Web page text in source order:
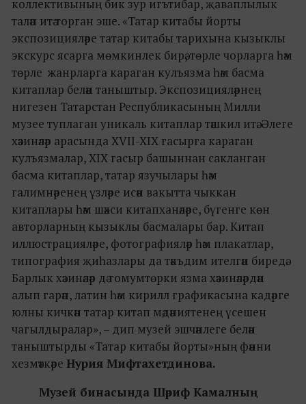
коллективының бик зур игътибар, җаваплылык
таләп итә торган эше. «Татар китабы йорты
экспозицияләре татар китабы тарихына кызыклы
экскурс ясарга мөмкинлек бирә, төрле чорларга һәм
төрле жанрларга караган кулъязма һәм басма
китаплар белән таныштыр. Экспозицияләрнең
нигезен Татарстан Республикасының Милли
музее туплаган уникаль китаплар тәшкил итә. Әлеге
хәзинәләр арасында XVII-XIX гасырга караган
кулъязмалар, XIX гасыр башыннан сакланган
басма китаплар, татар язучылары һәм
галимнәренең үзләре исән вакытта чыккан
китаплары һәм шәхси китапханәләре, бүгенге көн
авторларның кызыклы басмалары бар. Китап
иллюстрацияләре, фотографияләр һәм плакатлар,
типография җиһазлары да тәкъдим ителгән биредә.
Барлык хәзинәләр дә гомумтөрки язма хәзинәләрдән
алып гарәп, латин һәм кирилл графикасына кадәрге
юлны кичкән татар китап мәдәниятенең үсешен
чагылдыралар», – дип музей эшчәнлеге белән
таныштырды «Татар китабы йорты»ның фәнни
хезмәткәре Нурия Мифтахетдинова.
Музей бинасында Шәриф Камалның